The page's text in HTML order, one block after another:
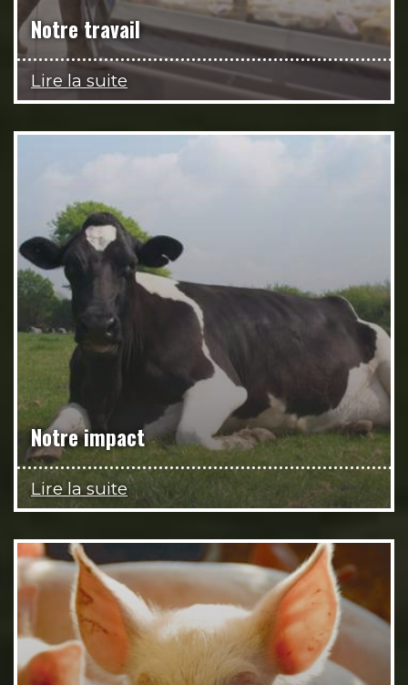
Notre travail
Lire la suite
Notre impact
Lire la suite